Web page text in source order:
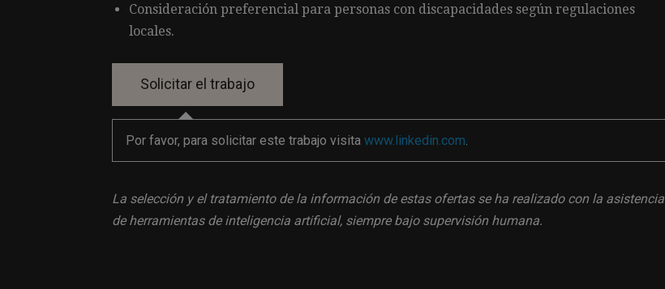
Consideración preferencial para personas con discapacidades según regulaciones
locales.
Por favor, para solicitar este trabajo visita www.linkedin.com
La selección y el tratamiento de la información de estas ofertas se ha realizado con la asistencia
de herramientas de inteligencia artificial, siempre bajo supervisión humana.